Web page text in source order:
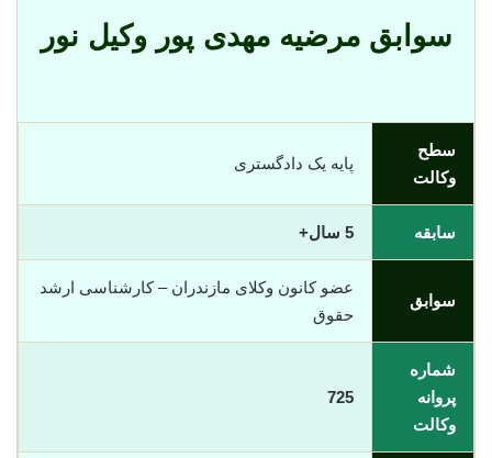
سوابق مرضیه مهدی پور وکیل نور
سطح
وکالت
پایه یک دادگستری
سابقه 5 سال+
سوابق
عضو کانون وکلای مازندران – کارشناسی ارشد
حقوق
شماره
پروانه
وکالت
725